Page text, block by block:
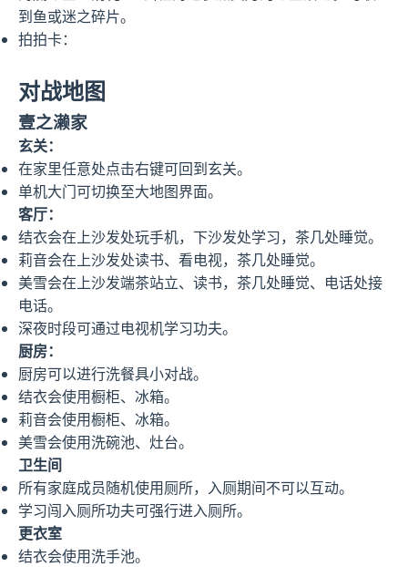
到鱼或迷之碎片。
拍拍卡：
对战地图
壹之濑家
玄关：
在家里任意处点击右键可回到玄关。
单机大门可切换至大地图界面。
客厅：
结衣会在上沙发处玩手机，下沙发处学习，茶几处睡觉。
莉音会在上沙发处读书、看电视，茶几处睡觉。
美雪会在上沙发端茶站立、读书，茶几处睡觉、电话处接
电话。
深夜时段可通过电视机学习功夫。
厨房：
厨房可以进行洗餐具小对战。
结衣会使用橱柜、冰箱。
莉音会使用橱柜、冰箱。
美雪会使用洗碗池、灶台。
卫生间
所有家庭成员随机使用厕所，入厕期间不可以互动。
学习闯入厕所功夫可强行进入厕所。
更衣室
结衣会使用洗手池。